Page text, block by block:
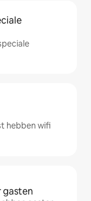
hebben wifi
gasten